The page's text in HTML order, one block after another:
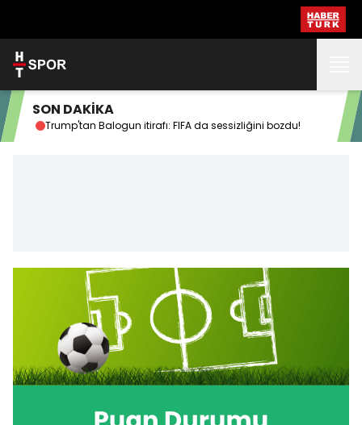
SON DAKİKA
Trump'tan Balogun itirafı: FIFA da sessizliğini bozdu!